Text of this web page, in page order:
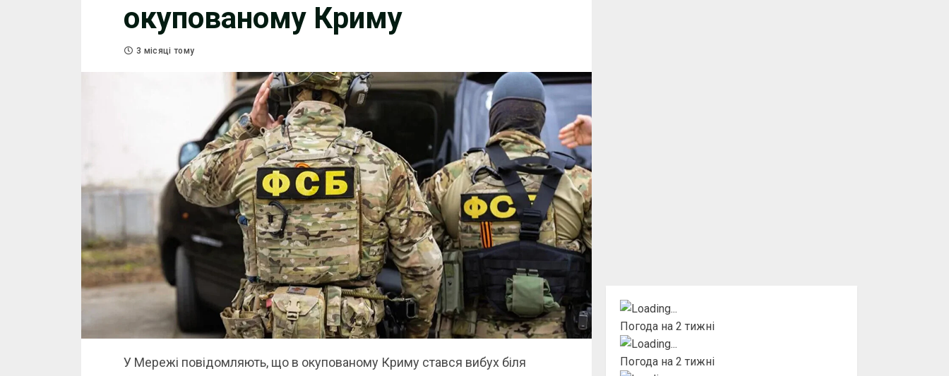
окупованому Криму
3 місяці тому
У Мережі повідомляють, що в окупованому Криму стався вибух біля
Погода на 2 тижні
Погода на 2 тижні